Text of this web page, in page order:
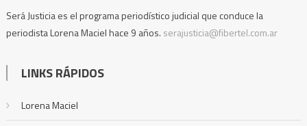
Será Justicia es el programa periodístico judicial que conduce la
periodista Lorena Maciel hace 9 años. serajusticia@fibertel.com.ar
LINKS RÁPIDOS
Lorena Maciel